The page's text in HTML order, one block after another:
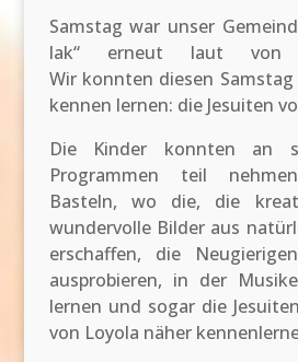
Samstag war unser
lak“ erneut laut von
Wir konnten diesen
kennen lernen: die Jesuiten
Die Kinder konnten an
Programmen teil
Basteln, wo die, die
wundervolle Bilder aus
erschaffen, die
ausprobieren, in der
lernen und sogar die
von Loyola näher